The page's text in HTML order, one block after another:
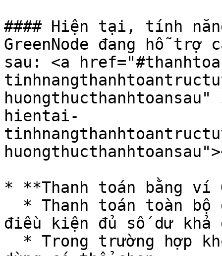
#### Hiện tại, tính
GreenNode đang hỗ trợ
sau: <a
hientai-
* **Thanh toán bằng ví
điều kiện đủ số dư khả